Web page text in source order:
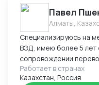
Павел
Алматы,
Специализируюсь на
ВЭД, имею более 5 лет
сопровождении
Работал в крупных
логистических
Работает в странах
Казахстан, Россия